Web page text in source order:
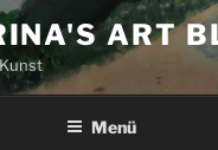
ART
Menü